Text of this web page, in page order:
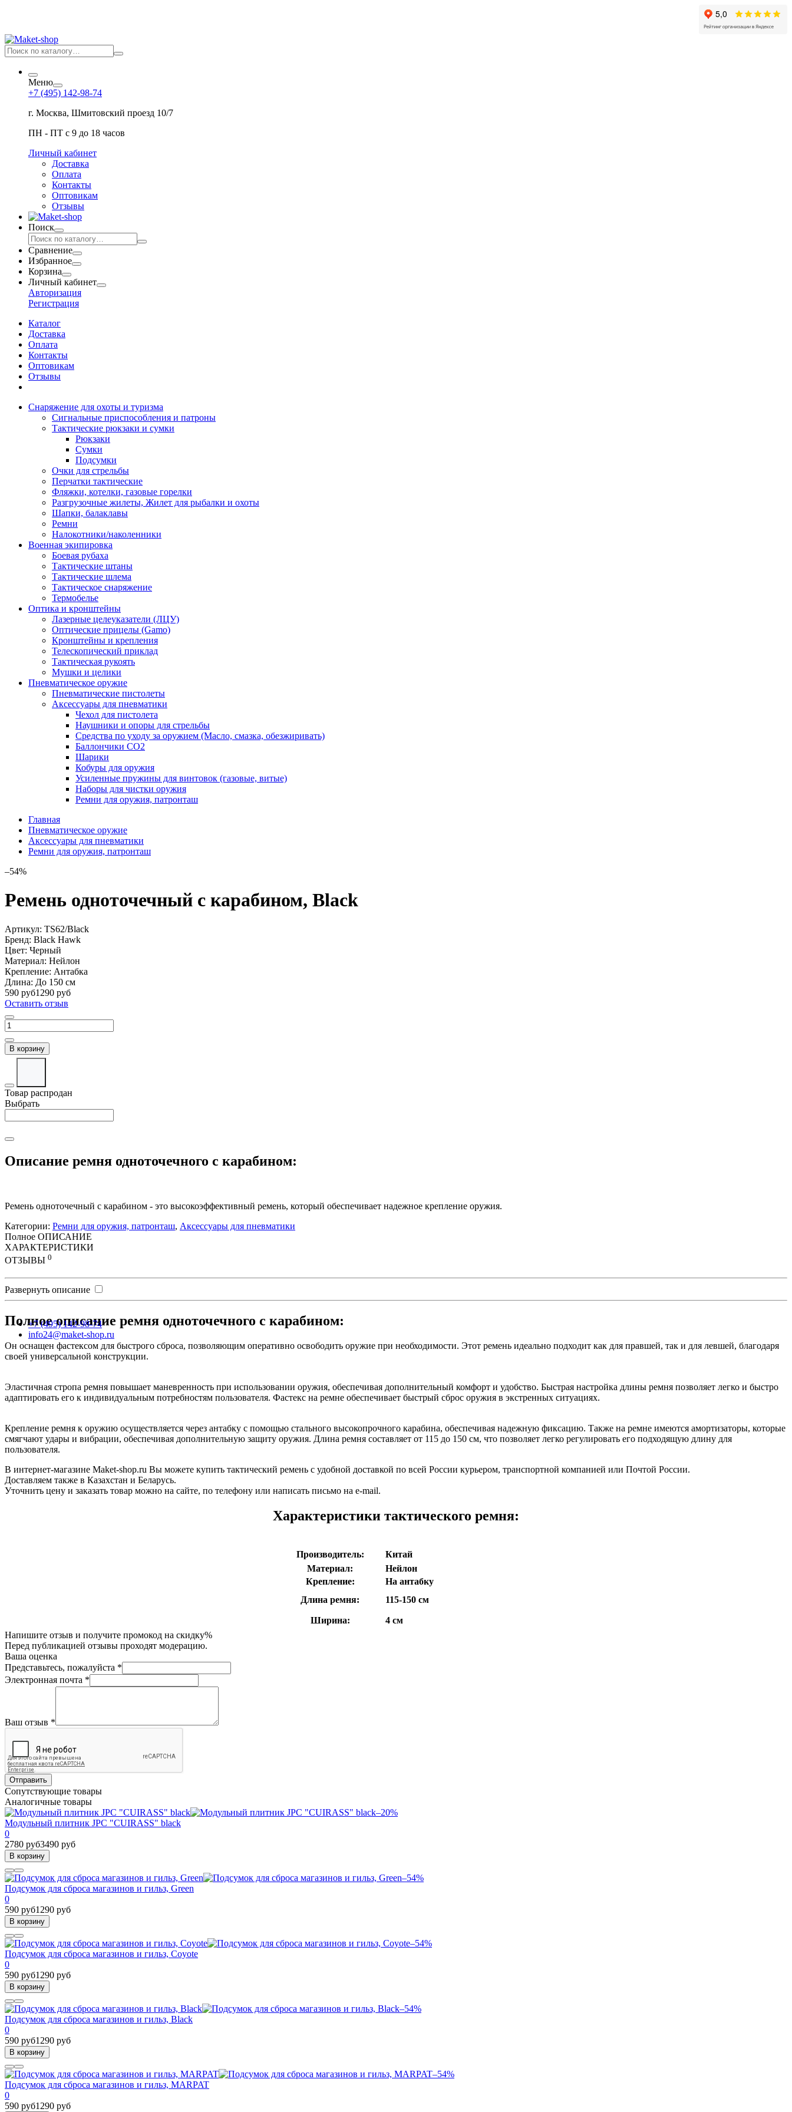
+7 (495) 142-98-74
info24@maket-shop.ru
Меню
+7 (495) 142-98-74
г. Москва, Шмитовский проезд 10/7
ПН - ПТ с 9 до 18 часов
Личный кабинет
Доставка
Оплата
Контакты
Оптовикам
Отзывы
Поиск
Сравнение
Избранное
Корзина
Личный кабинет
Авторизация
Регистрация
Каталог
Доставка
Оплата
Контакты
Оптовикам
Отзывы
Снаряжение для охоты и туризма
Сигнальные приспособления и патроны
Тактические рюкзаки и сумки
Рюкзаки
Сумки
Подсумки
Очки для стрельбы
Перчатки тактические
Фляжки, котелки, газовые горелки
Разгрузочные жилеты, Жилет для рыбалки и охоты
Шапки, балаклавы
Ремни
Налокотники/наколенники
Военная экипировка
Боевая рубаха
Тактические штаны
Тактические шлема
Тактическое снаряжение
Термобелье
Оптика и кронштейны
Лазерные целеуказатели (ЛЦУ)
Оптические прицелы (Gamo)
Кронштейны и крепления
Телескопический приклад
Тактическая рукоять
Мушки и целики
Пневматическое оружие
Пневматические пистолеты
Аксессуары для пневматики
Чехол для пистолета
Наушники и опоры для стрельбы
Средства по уходу за оружием (Масло, смазка, обезжиривать)
Баллончики CO2
Шарики
Кобуры для оружия
Усиленные пружины для винтовок (газовые, витые)
Наборы для чистки оружия
Ремни для оружия, патронташ
Главная
Пневматическое оружие
Аксессуары для пневматики
Ремни для оружия, патронташ
–54%
Ремень одноточечный с карабином, Black
Артикул: TS62/Black
Бренд: Black Hawk
Цвет: Черный
Материал: Нейлон
Крепление: Антабка
Длина: До 150 см
590 руб1290 руб
Оставить отзыв
В корзину
Товар распродан
Выбрать
Описание ремня одноточечного с карабином:
Ремень одноточечный с карабином - это высокоэффективный ремень, который обеспечивает надежное крепление оружия.
Категории: Ремни для оружия, патронташ, Аксессуары для пневматики
Полное ОПИСАНИЕ
ХАРАКТЕРИСТИКИ
ОТЗЫВЫ 0
Развернуть описание
Полное описание ремня одноточечного с карабином:
Он оснащен фастексом для быстрого сброса, позволяющим оперативно освободить оружие при необходимости. Этот ремень идеально подходит как для правшей, так и для левшей, благодаря
своей универсальной конструкции.
Эластичная стропа ремня повышает маневренность при использовании оружия, обеспечивая дополнительный комфорт и удобство. Быстрая настройка длины ремня позволяет легко и быстро
адаптировать его к индивидуальным потребностям пользователя. Фастекс на ремне обеспечивает быстрый сброс оружия в экстренных ситуациях.
Крепление ремня к оружию осуществляется через антабку с помощью стального высокопрочного карабина, обеспечивая надежную фиксацию. Также на ремне имеются амортизаторы, которые
смягчают удары и вибрации, обеспечивая дополнительную защиту оружия. Длина ремня составляет от 115 до 150 см, что позволяет легко регулировать его подходящую длину для
пользователя.
В интернет-магазине Maket-shop.ru Вы можете купить тактический ремень с удобной доставкой по всей России курьером, транспортной компанией или Почтой России.
Доставляем также в Казахстан и Беларусь.
Уточнить цену и заказать товар можно на сайте, по телефону или написать письмо на e-mail.
Характеристики тактического ремня:
Производитель:
Китай
Материал:
Нейлон
Крепление:
На антабку
Длина ремня:
115-150 см
Ширина:
4 см
Напишите отзыв и получите промокод на скидку%
Перед публикацией отзывы проходят модерацию.
Ваша оценка
Представьтесь, пожалуйста *
Электронная почта *
Ваш отзыв *
Отправить
Сопутствующие товары
Аналогичные товары
–20%
Модульный плитник JPC "CUIRASS" black
0
2780 руб3490 руб
В корзину
–54%
Подсумок для сброса магазинов и гильз, Green
0
590 руб1290 руб
В корзину
–54%
Подсумок для сброса магазинов и гильз, Coyote
0
590 руб1290 руб
В корзину
–54%
Подсумок для сброса магазинов и гильз, Black
0
590 руб1290 руб
В корзину
–54%
Подсумок для сброса магазинов и гильз, MARPAT
0
590 руб1290 руб